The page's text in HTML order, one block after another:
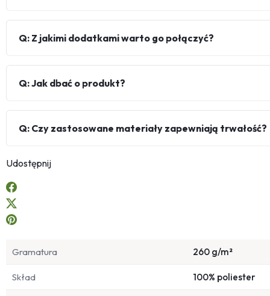
Q: Z jakimi dodatkami warto go połączyć?
Q: Jak dbać o produkt?
Q: Czy zastosowane materiały zapewniają trwałość?
Udostępnij
Gramatura 260 g/m²
Skład 100% poliester